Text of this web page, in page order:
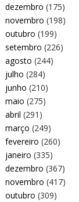
dezembro (175)
novembro (198)
outubro (199)
setembro (226)
agosto (244)
julho (284)
junho (210)
maio (275)
abril (291)
março (249)
fevereiro (260)
janeiro (335)
dezembro (367)
novembro (417)
outubro (309)